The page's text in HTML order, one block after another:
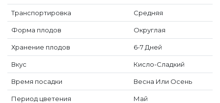
Транспортировка Средняя
Форма плодов Округлая
Хранение плодов 6-7 Дней
Вкус Кисло-Сладкий
Время посадки Весна Или Осень
Период цветения Май